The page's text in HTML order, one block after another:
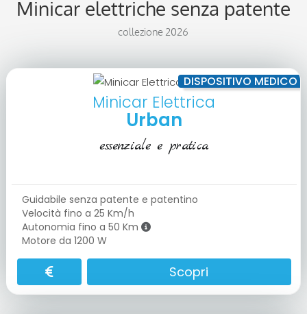
Minicar elettriche senza patente
collezione 2026
DISPOSITIVO MEDICO
Minicar Elettrica
Urban
essenziale e pratica
Guidabile senza patente e patentino
Velocità fino a 25 Km/h
Autonomia fino a 50 Km
Motore da 1200 W
Scopri